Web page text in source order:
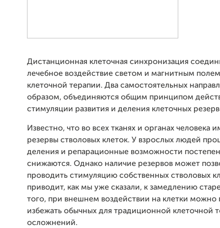
Дистанционная клеточная синхронизация
лечебное воздействие светом и магнитным
клеточной терапии. Два самостоятельных
образом, объединяются общим принципом
стимуляции развития и деления клеточных
Известно, что во всех тканях и органах человека
резервы стволовых клеток. У взрослых людей
деления и репарационные возможности
снижаются. Однако наличие резервов может
проводить стимуляцию собственных стволовых
приводит, как мы уже сказали, к замедлению
того, при внешнем воздействии на клетки можно
избежать обычных для традиционной клеточной
осложнений.